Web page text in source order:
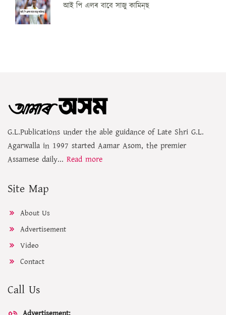
আই পি এলৰ বাবে সাজু কামিন্‌ছ
G.L.Publications under the able guidance of Late Shri G.L.
Agarwalla in 1997 started Aamar Asom, the premier
Assamese daily... Read more
Site Map
About Us
Advertisement
Video
Contact
Call Us